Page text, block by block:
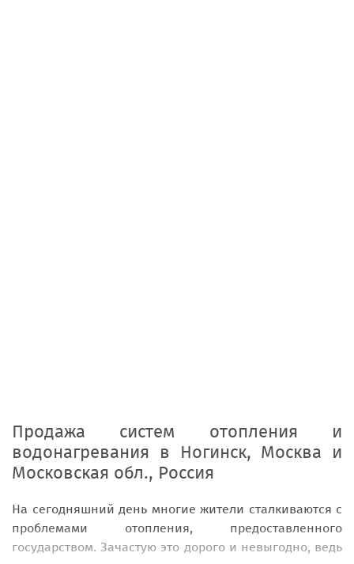
Продажа систем отопления и
водонагревания в Ногинск, Москва и
Московская обл., Россия
На сегодняшний день многие жители сталкиваются с
проблемами отопления, предоставленного
государством. Зачастую это дорого и невыгодно, ведь